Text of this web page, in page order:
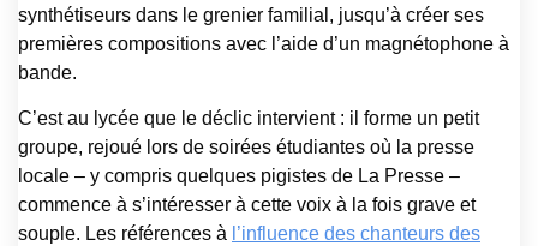
synthétiseurs dans le grenier familial, jusqu’à créer ses
premières compositions avec l’aide d’un magnétophone à
bande.
C’est au lycée que le déclic intervient : il forme un petit
groupe, rejoué lors de soirées étudiantes où la presse
locale – y compris quelques pigistes de La Presse –
commence à s’intéresser à cette voix à la fois grave et
souple. Les références à l’influence des chanteurs des